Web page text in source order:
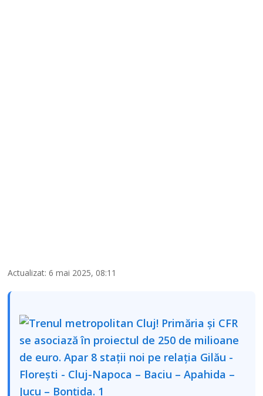
Actualizat: 6 mai 2025, 08:11